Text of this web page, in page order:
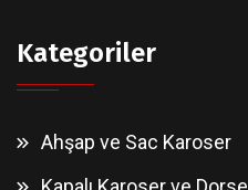
Kategoriler
Ahşap ve Sac Karoser